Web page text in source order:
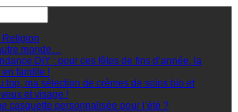
Religion
monde…
DIY : pour ces fêtes de fins d’année, la
famille !
top, ma sélection de crèmes de soins bio et
et visage !
casquette personnalisée pour l’été ?